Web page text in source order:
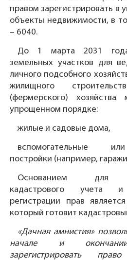
правом зарегистрировать в
объекты недвижимости, в
– 6040.
До 1 марта 2031 года
земельных участков для
личного подсобного
жилищного
(фермерского)
упрощенном порядке:
жилые и садовые дома,
вспомогательные
постройки (например,
Основанием для
кадастрового учета и
регистрации прав
который готовит
«Дачная амнистия»
начале и окончании
зарегистрировать